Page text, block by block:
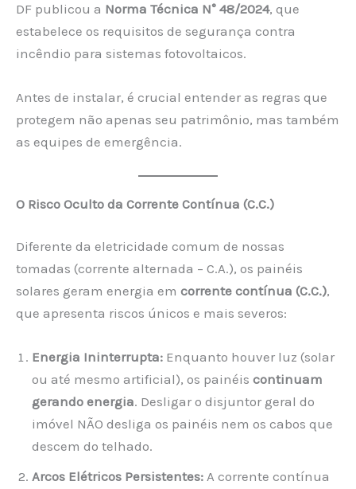
DF publicou a Norma Técnica N° 48/2024, que
estabelece os requisitos de segurança contra
incêndio para sistemas fotovoltaicos.
Antes de instalar, é crucial entender as regras que
protegem não apenas seu patrimônio, mas também
as equipes de emergência.
O Risco Oculto da Corrente Contínua (C.C.)
Diferente da eletricidade comum de nossas
tomadas (corrente alternada – C.A.), os painéis
solares geram energia em corrente contínua (C.C.),
que apresenta riscos únicos e mais severos:
Energia Ininterrupta: Enquanto houver luz (solar
ou até mesmo artificial), os painéis continuam
gerando energia. Desligar o disjuntor geral do
imóvel NÃO desliga os painéis nem os cabos que
descem do telhado.
Arcos Elétricos Persistentes: A corrente contínua